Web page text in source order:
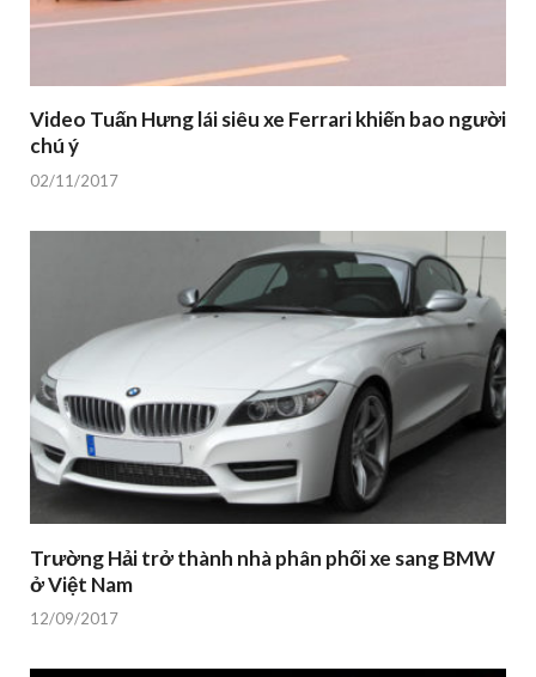
Video Tuấn Hưng lái siêu xe Ferrari khiến bao người
chú ý
02/11/2017
Trường Hải trở thành nhà phân phối xe sang BMW
ở Việt Nam
12/09/2017